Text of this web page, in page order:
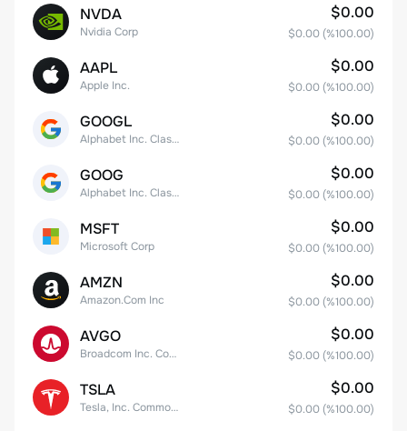
NVDA
Nvidia Corp
$0.00
$0.00 (%100.00)
AAPL
Apple Inc.
$0.00
$0.00 (%100.00)
GOOGL
Alphabet Inc. Class A Common Stock
$0.00
$0.00 (%100.00)
GOOG
Alphabet Inc. Class C Capital Stock
$0.00
$0.00 (%100.00)
MSFT
Microsoft Corp
$0.00
$0.00 (%100.00)
AMZN
Amazon.Com Inc
$0.00
$0.00 (%100.00)
AVGO
Broadcom Inc. Common Stock
$0.00
$0.00 (%100.00)
TSLA
Tesla, Inc. Common Stock
$0.00
$0.00 (%100.00)